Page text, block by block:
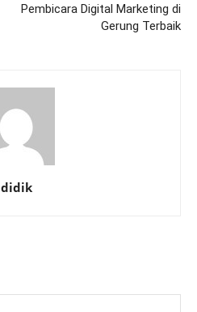
Pembicara Digital Marketing di
Gerung Terbaik
didik